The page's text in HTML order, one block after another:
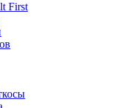
First